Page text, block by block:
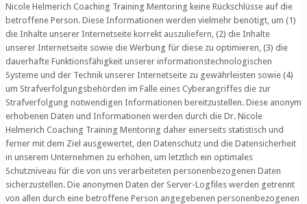
Nicole Helmerich Coaching Training Mentoring keine Rückschlüsse auf die
betroffene Person. Diese Informationen werden vielmehr benötigt, um (1)
die Inhalte unserer Internetseite korrekt auszuliefern, (2) die Inhalte
unserer Internetseite sowie die Werbung für diese zu optimieren, (3) die
dauerhafte Funktionsfähigkeit unserer informationstechnologischen
Systeme und der Technik unserer Internetseite zu gewährleisten sowie (4)
um Strafverfolgungsbehörden im Falle eines Cyberangriffes die zur
Strafverfolgung notwendigen Informationen bereitzustellen. Diese anonym
erhobenen Daten und Informationen werden durch die Dr. Nicole
Helmerich Coaching Training Mentoring daher einerseits statistisch und
ferner mit dem Ziel ausgewertet, den Datenschutz und die Datensicherheit
in unserem Unternehmen zu erhöhen, um letztlich ein optimales
Schutzniveau für die von uns verarbeiteten personenbezogenen Daten
sicherzustellen. Die anonymen Daten der Server-Logfiles werden getrennt
von allen durch eine betroffene Person angegebenen personenbezogenen